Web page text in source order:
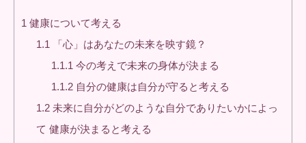
1 健康について考える
1.1 「心」はあなたの未来を映す鏡？
1.1.1 今の考えで未来の身体が決まる
1.1.2 自分の健康は自分が守ると考える
1.2 未来に自分がどのような自分でありたいかによっ
て 健康が決まると考える